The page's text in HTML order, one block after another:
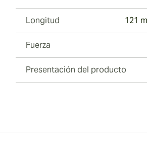
Longitud 121
Fuerza
Presentación del producto